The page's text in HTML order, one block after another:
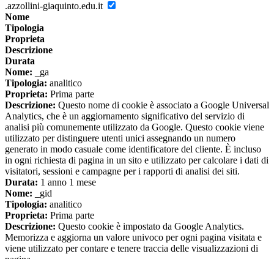
.azzollini-giaquinto.edu.it
Nome
Tipologia
Proprieta
Descrizione
Durata
Nome: _ga
Tipologia: analitico
Proprieta: Prima parte
Descrizione: Questo nome di cookie è associato a Google Universal
Analytics, che è un aggiornamento significativo del servizio di
analisi più comunemente utilizzato da Google. Questo cookie viene
utilizzato per distinguere utenti unici assegnando un numero
generato in modo casuale come identificatore del cliente. È incluso
in ogni richiesta di pagina in un sito e utilizzato per calcolare i dati di
visitatori, sessioni e campagne per i rapporti di analisi dei siti.
Durata: 1 anno 1 mese
Nome: _gid
Tipologia: analitico
Proprieta: Prima parte
Descrizione: Questo cookie è impostato da Google Analytics.
Memorizza e aggiorna un valore univoco per ogni pagina visitata e
viene utilizzato per contare e tenere traccia delle visualizzazioni di